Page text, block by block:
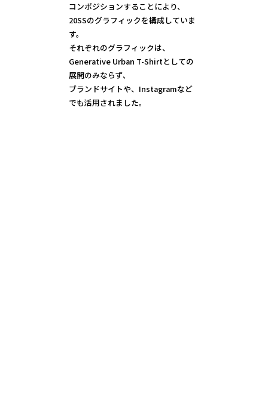
コンポジションすることにより、
20SSのグラフィックを構成していま
す。
それぞれのグラフィックは、
Generative Urban T-Shirtとしての
展開のみならず、
ブランドサイトや、Instagramなど
でも活用されました。